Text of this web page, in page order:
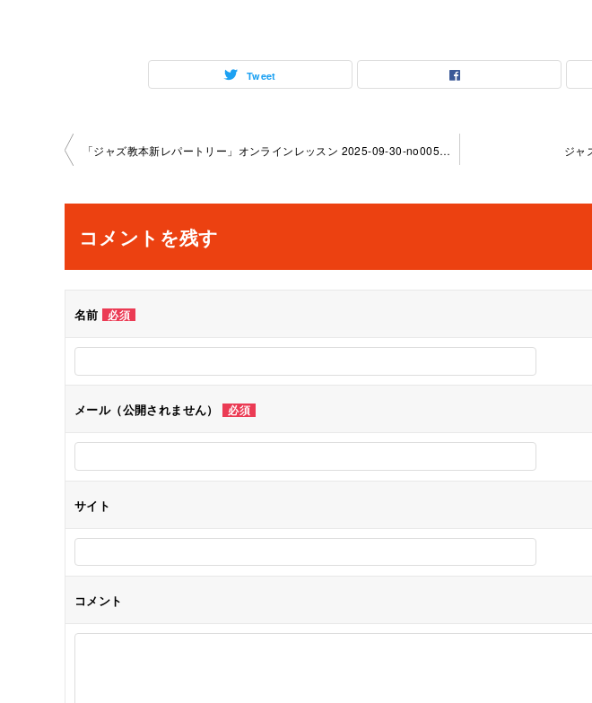
Tweet
投
ナ
ビ
ゲ
ー
シ
ョ
「ジャズ教本新レパートリー」オンラインレッスン 2025-09-30-no0058-1137 ジャ
コメントを残す
名前 必須
メール（公開されません） 必須
サイト
コメント